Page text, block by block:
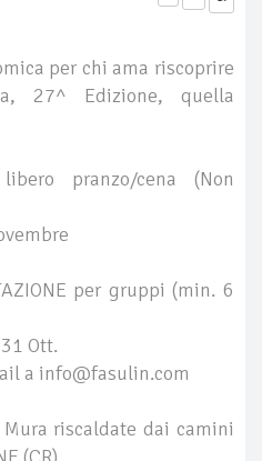
per chi ama riscoprire
27^ Edizione, quella
pranzo/cena (Non
per gruppi (min. 6
Ott.
a info@fasulin.com
riscaldate dai camini